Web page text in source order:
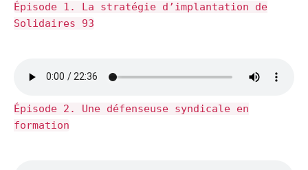
Épisode 1. La stratégie d’implantation de
Solidaires 93
Épisode 2. Une défenseuse syndicale en
formation